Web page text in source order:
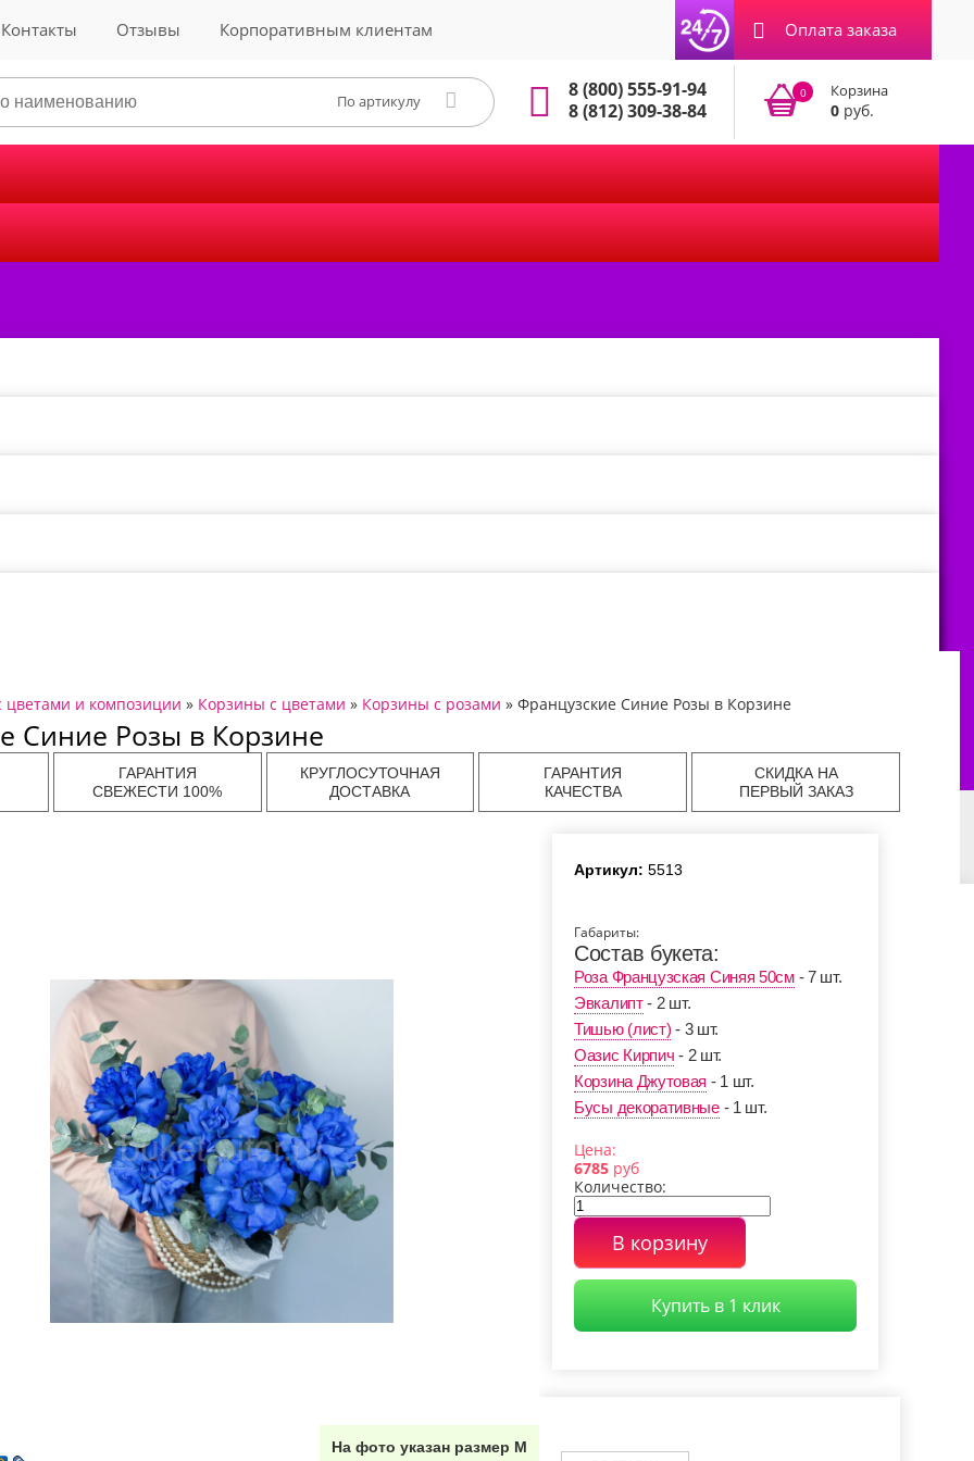
Контакты Отзывы Корпоративным клиентам Оплата заказа
По артикулу
8 (800) 555-91-94
8 (812) 309-38-84
Корзина
0
0 руб.
в
Перми
Красноярске
Доставка цветов в
Доставка цветов в
Уфе
Абрамцево
Астрахань Белоостров
Волосово Волхов Видное (МО)
Домодедово
Домодедово
(город)
(Украина)
Зеркальный
(Приморск. Шоссе)
Зеленоград (МО) Ижевск
Коммунар Королев (МО)
Красногорск Кузьмолово ЛО Люберцы Лодейное Поле
цветами и композиции » Корзины с цветами » Корзины с розами » Французские Синие Розы в Корзине
Синие Розы в Корзине
ГАРАНТИЯ
СВЕЖЕСТИ 100%
КРУГЛОСУТОЧНАЯ
ДОСТАВКА
ГАРАНТИЯ
КАЧЕСТВА
СКИДКА НА
ПЕРВЫЙ ЗАКАЗ
На фото указан размер М
Цена:
6785 руб
Количество:
В корзину
Купить в 1 клик
Артикул: 5513
Габариты:
Состав букета:
Роза Французская Синяя 50см- 7 шт.
Эвкалипт- 2 шт.
Тишью (лист) - 3 шт.
Оазис Кирпич - 2 шт.
Корзина Джутовая - 1 шт.
Бусы декоративные- 1 шт.